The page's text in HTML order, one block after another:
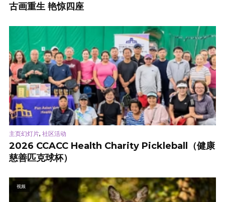
古画重生 艳惊四座
主页幻灯片, 社区活动
2026 CCACC Health Charity Pickleball（健康
慈善匹克球杯）
视频